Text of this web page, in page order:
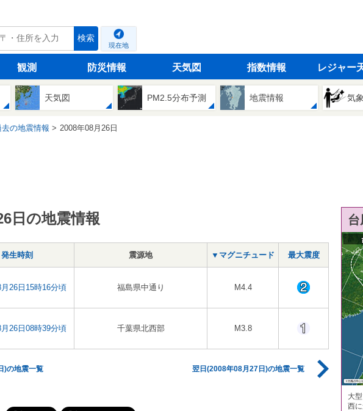
検索
現在地
観測 防災情報 天気図 指数情報 レジャー
天気図 PM2.5分布予測 地震情報 気
去の地震情報 2008年08月26日
日の地震情報
発生時刻 震源地 ▼マグニチュード 最大震度
26日15時16分頃 福島県中通り M4.4
26日08時39分頃 千葉県北西部 M3.8
)の地震一覧 翌日(2008年08月27日)の地震一覧
大
西